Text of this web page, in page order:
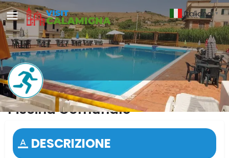
Piscina Comunale
DESCRIZIONE
Italiano ▼